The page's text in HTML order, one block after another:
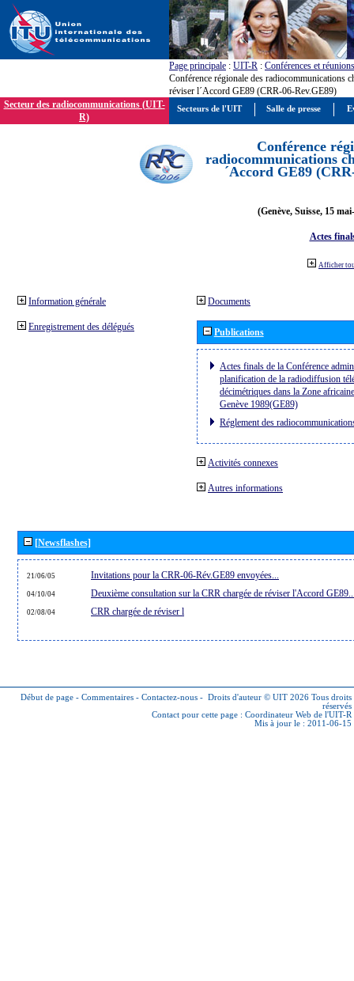
Page principale : UIT-R : Conférences et réunions
Conférence régionale des radiocommunications
réviser l´Accord GE89 (CRR-06-Rev.GE89)
Secteur des radiocommunications (UIT-
R)
Conférence
radiocommunications
´Accord GE89
(Genève, Suisse, 15
Actes
Afficher
Information générale
Enregistrement des délégués
Documents
Publications
Actes finals de la Conférence
planification de la radiodiffusion
décimétriques dans la Zone
Genève 1989(GE89)
Réglement des
Activités connexes
Autres informations
[Newsflashes]
21/06/05 Invitations pour la CRR-06-Rév.GE89 envoyées...
04/10/04 Deuxième consultation sur la CRR chargée de réviser l'Accord
02/08/04 CRR chargée de réviser l
Début de page - Commentaires - Contactez-nous - Droits d'auteur © UIT 2026 Tous droits
réservés
Contact pour cette page : Coordinateur Web de l'UIT-R
Mis à jour le : 2011-06-15
Secteurs de l'UIT Salle de presse